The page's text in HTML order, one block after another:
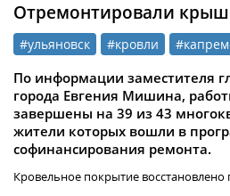
Отремонтировали
#ульяновск #кровли
По информации заместителя
города Евгения Мишина,
завершены на 39 из 43
жители которых вошли в
софинансирования ремонта.
Кровельное покрытие